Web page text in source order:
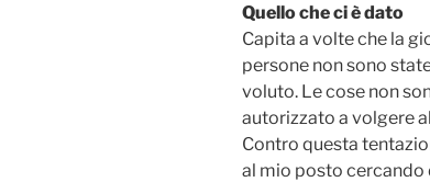
Quello che cièdato
Capita a volte che la
persone non sono
voluto. Le cose non
autorizzato a volgere
Contro questa
al mio posto cercando